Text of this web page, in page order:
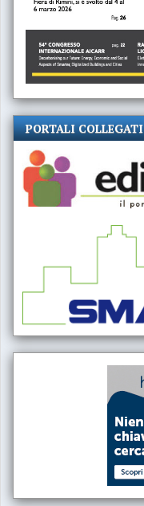
PORTALI COLLEGATI